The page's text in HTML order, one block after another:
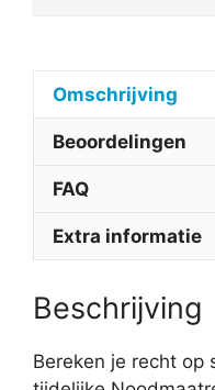
Omschrijving
Beoordelingen
FAQ
Extra informatie
Beschrijving
Bereken je recht op